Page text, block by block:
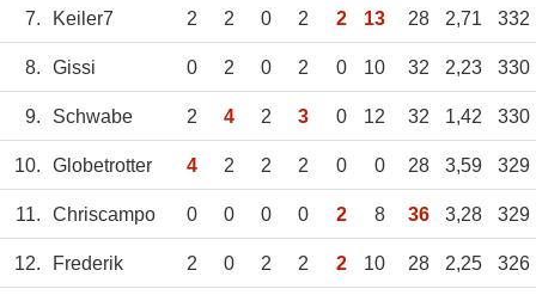
7. Keiler7 2 2 0 2 2 13 28 2,71 332
8. Gissi 0 2 0 2 0 10 32 2,23 330
9. Schwabe 2 4 2 3 0 12 32 1,42 330
10. Globetrotter 4 2 2 2 0 0 28 3,59 329
11. Chriscampo 0 0 0 0 2 8 36 3,28 329
12. Frederik 2 0 2 2 2 10 28 2,25 326